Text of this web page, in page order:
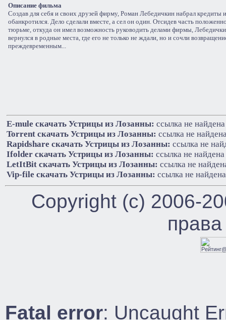
Описание фильма
Создав для себя и своих друзей фирму, Роман Лебедичкин набрал кредиты
обанкротился. Дело сделали вместе, а сел он один. Отсидев часть
тюрьме, откуда он имел возможность руководить делами фирмы,
вернулся в родные места, где его не только не ждали, но и сочли
преждевременным...
E-mule cкачать Устрицы из Лозанны: ссылка не найдена
Torrent cкачать Устрицы из Лозанны: ссылка не
Rapidshare cкачать Устрицы из Лозанны: ссылка не
Ifolder cкачать Устрицы из Лозанны: ссылка не найдена
LetItBit cкачать Устрицы из Лозанны: ссылка не
Vip-file cкачать Устрицы из Лозанны: ссылка не найдена
Copyright (c) 2006-
Fatal error: Uncaught